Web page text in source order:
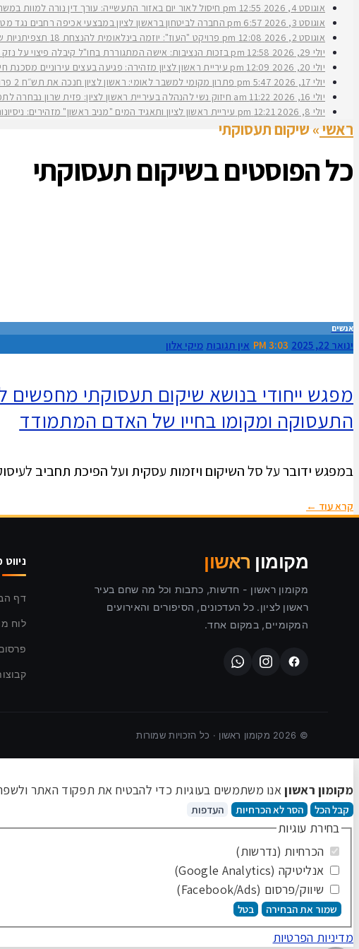
אוגוסט 4, 2026
12:55 pm
חיסול לאור יום באזור התעשייה: עורך דין נורה למוות
אוגוסט 3, 2026
6:57 pm
החברה לביטחון בראשון לציון במבצעי אכיפה רחבים נגד
אוגוסט 2, 2026
12:08 pm
פרויקט "העוז": יוזמה בינלאומית להנצחת 18 תצפיתניות שנפלו בנחל עוז
יולי 29, 2026
12:58 pm
בזכות הנציבות: אישה המתגוררת בחו"ל קיבלה פיצוי על
יולי 20, 2026
12:09 pm
עיריית ראשון לציון מזהירה: פגיעה בעצים עירוניים מסכנת
יולי 17, 2026
5:47 pm
פתרון מקומי למשבר לאומי: ראשון לציון חנכה את תש״ח 2 פרויקט עירוני להשכרה ארוכת טווח של דירות במחיר מוזל במעמד ראש העירייה רז קינסטליך
יולי 16, 2026
11:22 am
חיזוק נשי להנהלה בעיריית ראשון לציון: פזית שרון נבחרה
יולי 8, 2026
12:21 pm עיריית ראשון לציון ותאגיד המים "מניב ראשון" מזהירים:
ראשי» שיקום תעסוקתי
כל הפוסטים בשיקום תעסוקתי
אנשים
ינואר 22, 2025 3:03 PM אין תגובות מיקי אלון
מפגש ייחודי בנושא שיקום תעסוקתי
התעסוקה ומקומו בחייו של האדם המתמודד
במפגש ידובר על סל השיקום ויזמות עסקית ועל הפיכת תחביב לעיסוק מניב. הוא יתקיים ב-27.1
קרא עוד ←
מקומון ראשון
מקומון ראשון - חדשות, כתבות וכל מה שחם בעיר
ראשון לציון. כל העדכונים, הסיפורים והאירועים
המקומיים, במקום אחד.
דף
לוח
©
2026 מקומון ראשון · כל הזכויות שמורות
מקומון ראשוןאנו משתמשים בעוגיות כדי להבטיח את תפקוד האתר
קבל הכל הסר לא הכרחיות העדפות
בחירת עוגיות
הכרחיות (נדרשות)
אנליטיקה (Google Analytics)
שיווק/פרסום (Facebook/Ads)
שמור את הבחירה בטל
מדיניות הפרטיות